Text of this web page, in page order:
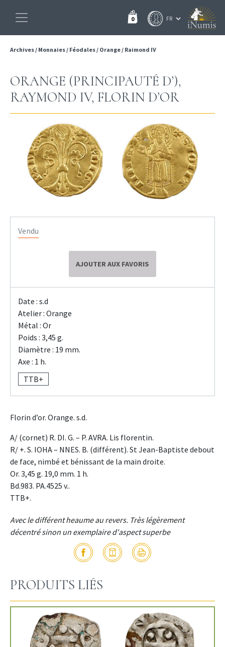
0
Archives/ Monnaies/ Féodales/ Orange/ Raimond IV
ORANGE (PRINCIPAUTÉ D’),
RAYMOND IV, FLORIN D’OR
Vendu
AJOUTER AUX FAVORIS
Date : s.d
Atelier : Orange
Métal : Or
Poids : 3,45 g.
Diamètre : 19 mm.
Axe : 1 h.
TTB+
Florin d’or. Orange. s.d.
A/ (cornet) R. DI. G. – P. AVRA. Lis florentin.
R/ +. S. IOHA – NNES. B. (différent). St Jean-Baptiste debout
de face, nimbé et bénissant de la main droite.
Or. 3,45 g. 19,0 mm. 1 h.
Bd.983. PA.4525 v..
TTB+.
Avec le différent heaume au revers. Très légèrement
décentré sinon un exemplaire d'aspect superbe
PRODUITS LIÉS